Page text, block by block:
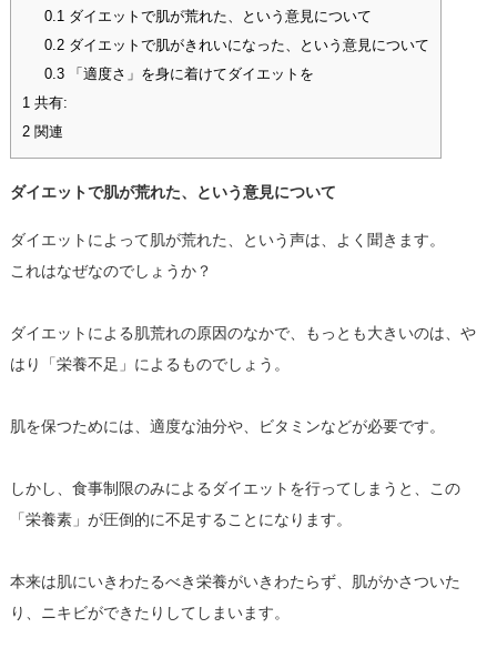
0.1ダイエットで肌が荒れた、という意見について
0.2ダイエットで肌がきれいになった、という意見について
0.3「適度さ」を身に着けてダイエットを
1共有:
2関連
ダイエットで肌が荒れた、という意見について
ダイエットによって肌が荒れた、という声は、よく聞きます。
これはなぜなのでしょうか？
ダイエットによる肌荒れの原因のなかで、もっとも大きいのは、や
はり「栄養不足」によるものでしょう。
肌を保つためには、適度な油分や、ビタミンなどが必要です。
しかし、食事制限のみによるダイエットを行ってしまうと、この
「栄養素」が圧倒的に不足することになります。
本来は肌にいきわたるべき栄養がいきわたらず、肌がかさついた
り、ニキビができたりしてしまいます。